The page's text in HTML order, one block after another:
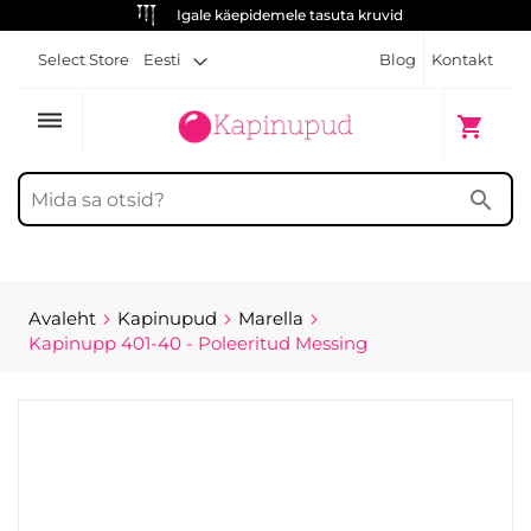
Igale käepidemele tasuta kruvid
Blog Kontakt
Select Store Eesti
dehaze shopping_cart
Minu
search
Avaleht Kapinupud
Marella
Kapinupp 401-40 - Poleeritud Messing